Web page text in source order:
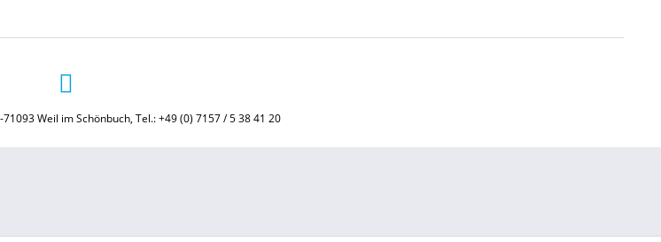
Weil im Schönbuch, Tel.: +49 (0) 7157 / 5 38 41 20